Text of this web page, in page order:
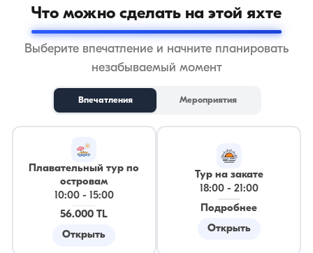
Что можно сделать на этой яхте
Выберите впечатление и начните планировать
незабываемый момент
Впечатления Мероприятия
Плавательный тур по
островам
10:00-
15:00
56.000 TL
Открыть
Тур на закате
18:00- 21:00
Подробнее
Открыть